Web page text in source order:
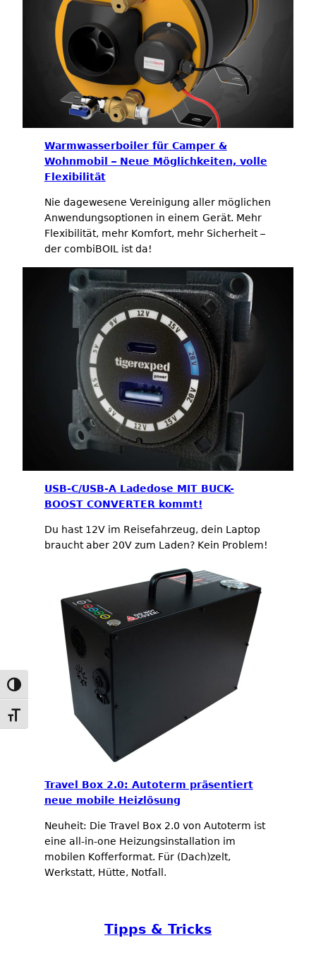
Umschalten auf hohe Kontraste
Schrift vergrößern
Warmwasserboiler für Camper &
Wohnmobil – Neue Möglichkeiten, volle
Flexibilität
Nie dagewesene Vereinigung aller möglichen
Anwendungsoptionen in einem Gerät. Mehr
Flexibilität, mehr Komfort, mehr Sicherheit –
der combiBOIL ist da!
USB-C/USB-A Ladedose MIT BUCK-
BOOST CONVERTER kommt!
Du hast 12V im Reisefahrzeug, dein Laptop
braucht aber 20V zum Laden? Kein Problem!
Travel Box 2.0: Autoterm präsentiert
neue mobile Heizlösung
Neuheit: Die Travel Box 2.0 von Autoterm ist
eine all-in-one Heizungsinstallation im
mobilen Kofferformat. Für (Dach)zelt,
Werkstatt, Hütte, Notfall.
Tipps & Tricks